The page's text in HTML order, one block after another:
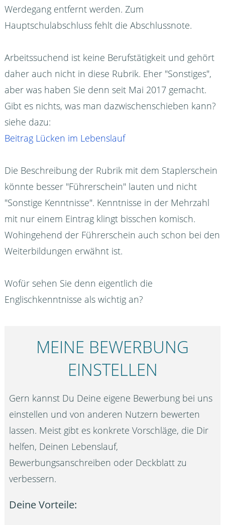
Werdegang entfernt werden. Zum
Hauptschulabschluss fehlt die Abschlussnote.
Arbeitssuchend ist keine Berufstätigkeit und gehört
daher auch nicht in diese Rubrik. Eher "Sonstiges",
aber was haben Sie denn seit Mai 2017 gemacht.
Gibt es nichts, was man dazwischenschieben kann?
siehe dazu:
Beitrag Lücken im Lebenslauf
Die Beschreibung der Rubrik mit dem Staplerschein
könnte besser "Führerschein" lauten und nicht
"Sonstige Kenntnisse". Kenntnisse in der Mehrzahl
mit nur einem Eintrag klingt bisschen komisch.
Wohingehend der Führerschein auch schon bei den
Weiterbildungen erwähnt ist.
Wofür sehen Sie denn eigentlich die
Englischkenntnisse als wichtig an?
MEINE BEWERBUNG
EINSTELLEN
Gern kannst Du Deine eigene Bewerbung bei uns
einstellen und von anderen Nutzern bewerten
lassen. Meist gibt es konkrete Vorschläge, die Dir
helfen, Deinen Lebenslauf,
Bewerbungsanschreiben oder Deckblatt zu
verbessern.
Deine Vorteile: